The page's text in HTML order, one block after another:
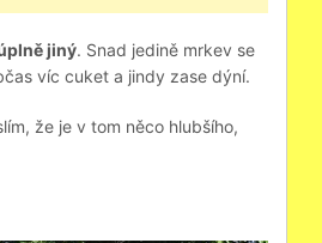
jiný. Snad jedině mrkev se
víc cuket a jindy zase dýní.
že je v tom něco hlubšího,